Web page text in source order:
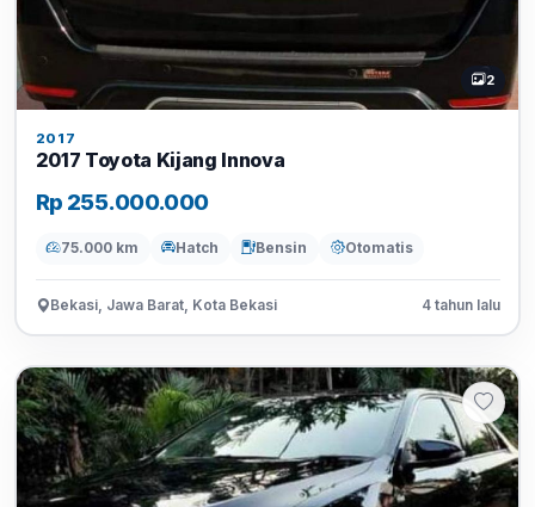
2
2017
2017 Toyota Kijang Innova
Rp 255.000.000
75.000 km Hatch Bensin Otomatis
Bekasi, Jawa Barat, Kota Bekasi 4 tahun lalu